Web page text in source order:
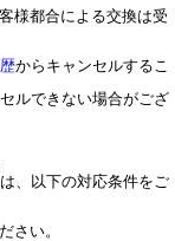
様都合による交換は受
からキャンセルするこ
ルできない場合がござ
、以下の対応条件をご
さい。